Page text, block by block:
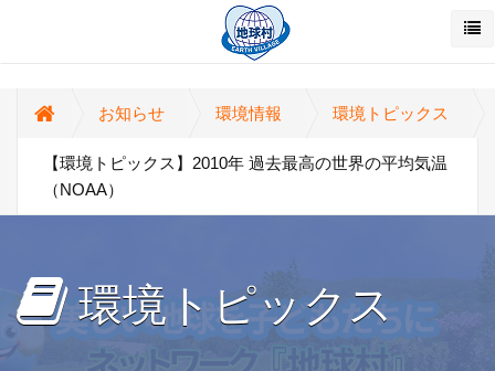
お知らせ 環境情報 環境トピックス
【環境トピックス】2010年 過去最高の世界の平均気温
（NOAA）
環境トピックス